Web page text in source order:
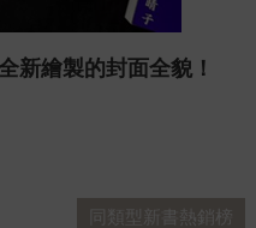
新繪製的封面全貌！
同類型新書熱銷榜